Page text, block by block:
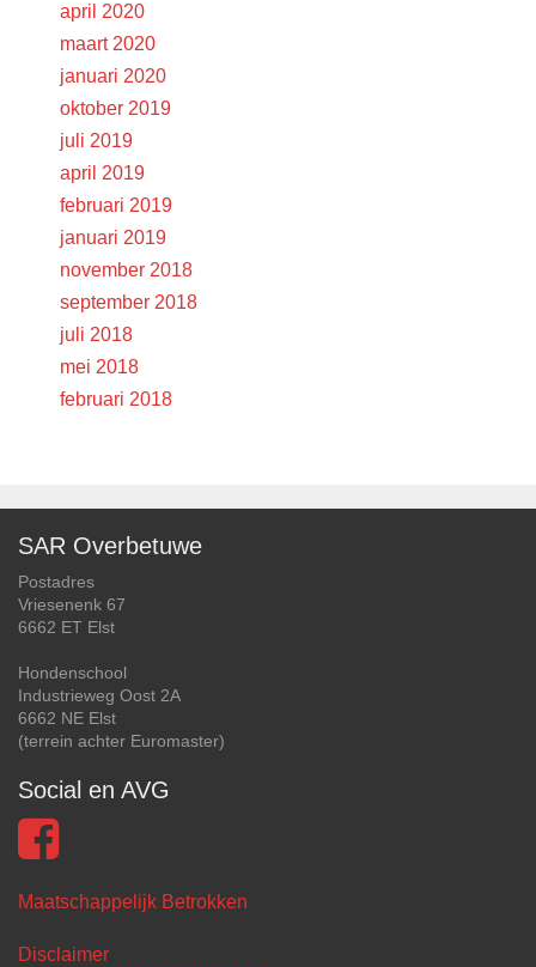
april 2020
maart 2020
januari 2020
oktober 2019
juli 2019
april 2019
februari 2019
januari 2019
november 2018
september 2018
juli 2018
mei 2018
februari 2018
SAR Overbetuwe
Postadres
Vriesenenk 67
6662 ET Elst
Hondenschool
Industrieweg Oost 2A
6662 NE Elst
(terrein achter Euromaster)
Social en AVG
Maatschappelijk Betrokken
Disclaimer